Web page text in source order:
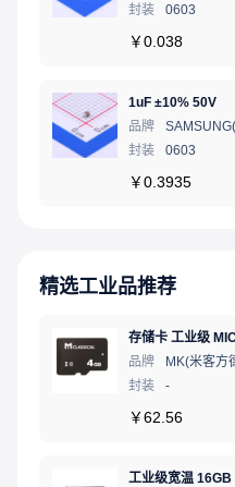
封装
0603
￥0.038
1uF ±10% 50V
品牌
封装
0603
￥0.3935
精选工业品推荐
存储卡 工业级
品牌
MK(米客方
封装
-
￥62.56